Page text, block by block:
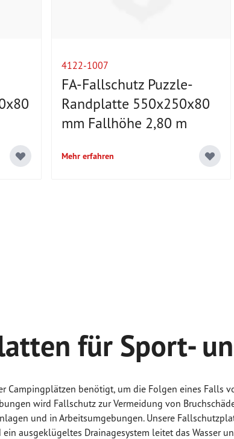
4122-1007
FA-Fallschutz Puzzle-
Randplatte 550x250x80
mm Fallhöhe 2,80 m
Mehr erfahren
für Sport-
benötigt, um die Folgen eines Falls
wird Fallschutz zur Vermeidung von
und in Arbeitsumgebungen. Unsere
ausgeklügeltes Drainagesystem leitet das Wasser